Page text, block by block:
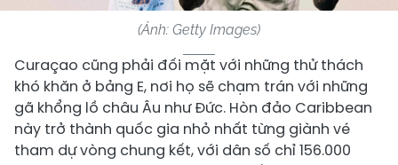
(Ảnh: Getty Images)
Curaçao cũng phải đối mặt với những thử thách
khó khăn ở bảng E, nơi họ sẽ chạm trán với những
gã khổng lồ châu Âu như Đức. Hòn đảo Caribbean
này trở thành quốc gia nhỏ nhất từng giành vé
tham dự vòng chung kết, với dân số chỉ 156.000